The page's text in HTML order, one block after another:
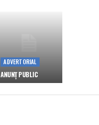
ADVERTORIAL
ANUNȚ PUBLIC